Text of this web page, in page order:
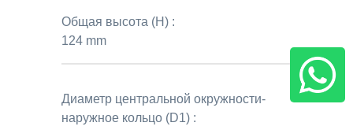
Общая высота (H) :
124 mm
Диаметр центральной окружности-
наружное кольцо (D1) :